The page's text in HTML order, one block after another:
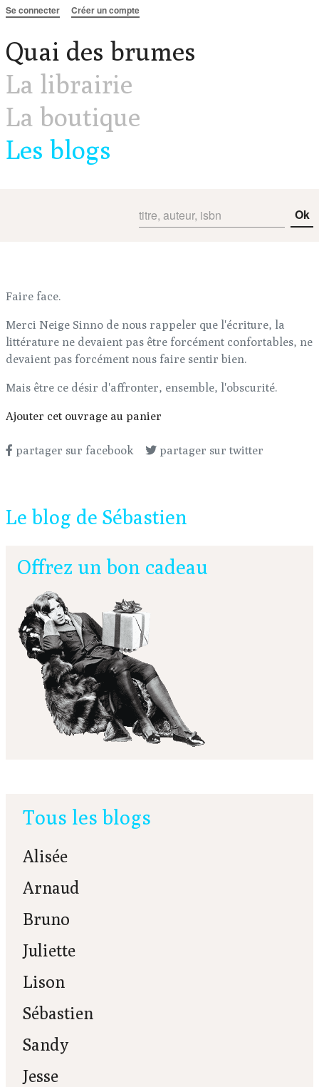
Aller au contenu
Se connecter Créer un compte
La librairie
La boutique
Les blogs
Quai des brumes
Ok
Faire face.
Merci Neige Sinno de nous rappeler que l'écriture, la
littérature ne devaient pas être forcément confortables, ne
devaient pas forcément nous faire sentir bien.
Mais être ce désir d'affronter, ensemble, l'obscurité.
Ajouter cet ouvrage au panier
partager sur facebook partager sur twitter
Le blog de Sébastien
Offrez un bon cadeau
Tous les blogs
Alisée
Arnaud
Bruno
Juliette
Lison
Sébastien
Sandy
Jesse